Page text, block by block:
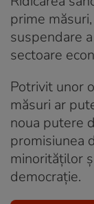
prime
suspendare
sectoare
Potrivit unor
măsuri ar
noua putere
promisiunea
minorităţilor
democraţie.